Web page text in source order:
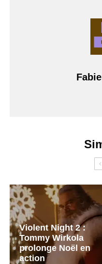
Violent Night 2 :
Tommy Wirkola
prolonge Noël en
action